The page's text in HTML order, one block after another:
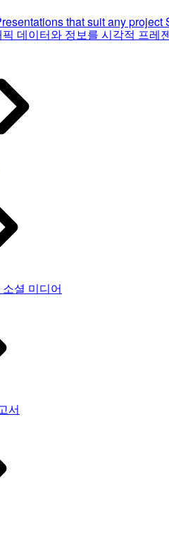
that suit any project
데이터와 정보를 시각적 프레
소셜 미디어
서